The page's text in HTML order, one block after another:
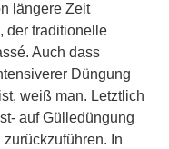
längere Zeit
der traditionelle
Auch dass
Düngung
weiß man. Letztlich
auf Gülledüngung
In